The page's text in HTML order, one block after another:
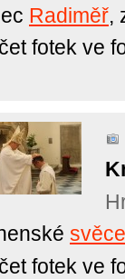
Radiměř,
fotek ve
fotek ve